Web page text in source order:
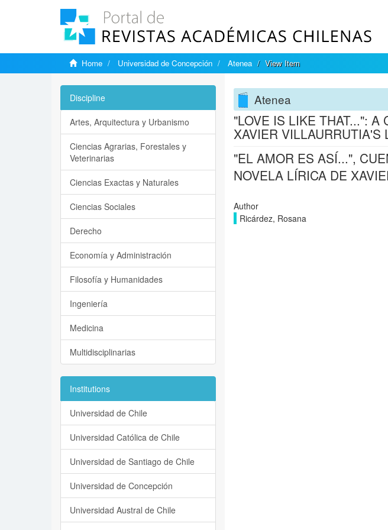
Home Universidad de Concepción Atenea View Item
Atenea
"LOVE IS LIKE THAT...": A
XAVIER VILLAURRUTIA'S
"EL AMOR ES ASÍ...",
NOVELA LÍRICA DE
Author
Ricárdez, Rosana
Discipline
Artes, Arquitectura y Urbanismo
Ciencias Agrarias, Forestales y
Veterinarias
Ciencias Exactas y Naturales
Ciencias Sociales
Derecho
Economía y Administración
Filosofía y Humanidades
Ingeniería
Medicina
Multidisciplinarias
Institutions
Universidad de Chile
Universidad Católica de Chile
Universidad de Santiago de Chile
Universidad de Concepción
Universidad Austral de Chile